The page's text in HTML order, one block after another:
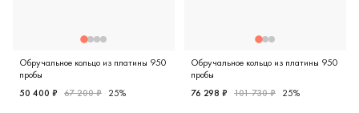
Обручальное кольцо из платины 950
пробы
50 400 ₽ 67 200 ₽ 25%
Обручальное кольцо из платины 950
пробы
76 298 ₽ 101 730 ₽ 25%